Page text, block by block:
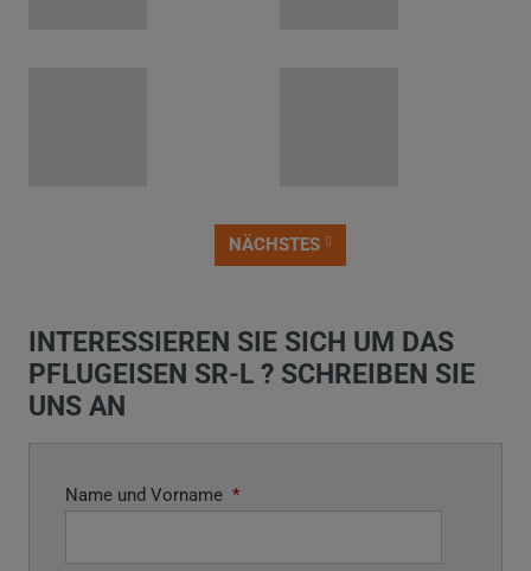
VORHERIGES
NÄCHSTES
INTERESSIEREN SIE SICH UM DAS
PFLUGEISEN SR-L ? SCHREIBEN SIE
UNS AN
Name und Vorname *